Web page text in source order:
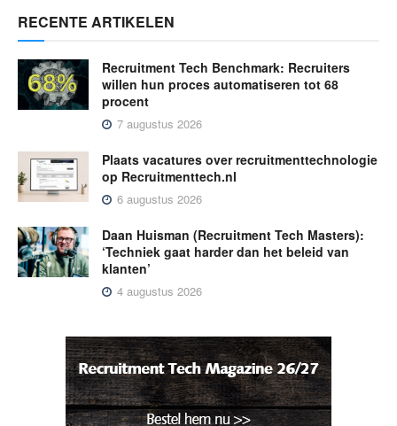
RECENTE ARTIKELEN
Recruitment Tech Benchmark: Recruiters
willen hun proces automatiseren tot 68
procent
7 augustus 2026
Plaats vacatures over recruitmenttechnologie
op Recruitmenttech.nl
6 augustus 2026
Daan Huisman (Recruitment Tech Masters):
‘Techniek gaat harder dan het beleid van
klanten’
4 augustus 2026